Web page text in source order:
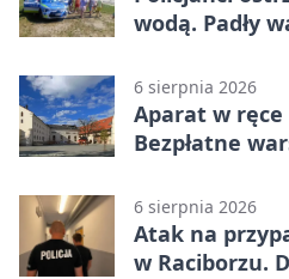
wodą. Padły
6 sierpnia 2026
Aparat w ręce
Bezpłatne
6 sierpnia 2026
Atak na
w Raciborzu.